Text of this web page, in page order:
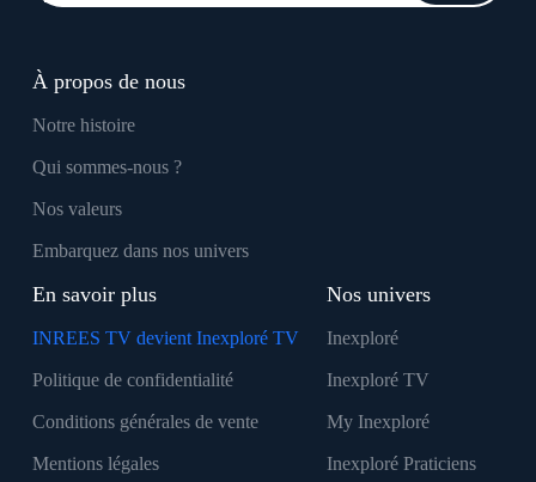
À propos de nous
Notre histoire
Qui sommes-nous ?
Nos valeurs
Embarquez dans nos univers
En savoir plus
INREES TV devient Inexploré TV
Politique de confidentialité
Conditions générales de vente
Mentions légales
Nos univers
Inexploré
Inexploré TV
My Inexploré
Inexploré Praticiens